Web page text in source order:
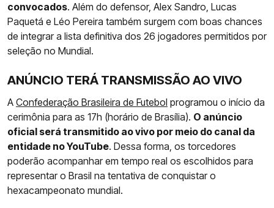
convocados. Além do defensor, Alex Sandro, Lucas
Paquetá e Léo Pereira também surgem com boas chances
de integrar a lista definitiva dos 26 jogadores permitidos por
seleção no Mundial.
ANÚNCIO TERÁ TRANSMISSÃO AO VIVO
A Confederação Brasileira de Futebol programou o início da
cerimônia para as 17h (horário de Brasília). O anúncio
oficial será transmitido ao vivo por meio do canal da
entidade no YouTube. Dessa forma, os torcedores
poderão acompanhar em tempo real os escolhidos para
representar o Brasil na tentativa de conquistar o
hexacampeonato mundial.